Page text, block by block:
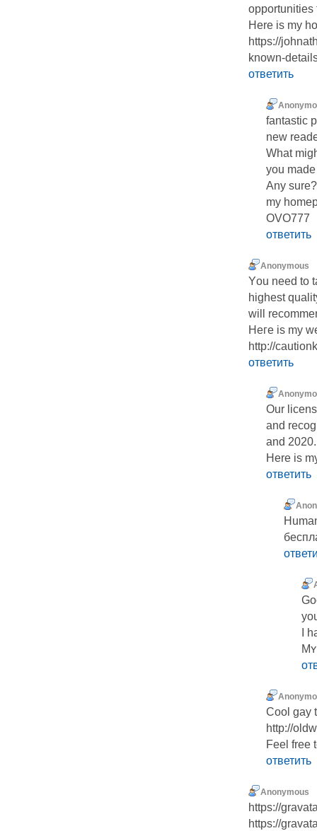
opportunities
Here is my
https://
known-
ответить
fantastic
new
What
you
Any sure?
my
OVO777
ответить
Anonymous
Υou need to
hіghest
will
Heгe is my
http://
ответить
Our
and
and 2020.
Here is
ответить
I
Cool gay
http://
Feel free
ответить
Anonymous
https://
https://